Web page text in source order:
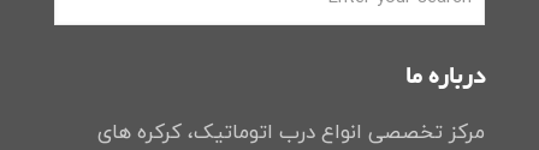
درباره ما
مرکز تخصصی انواع درب اتوماتیک، کرکره های